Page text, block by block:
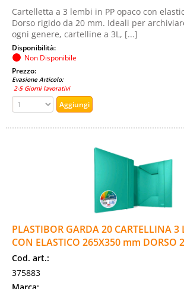
Cartelletta a 3 lembi in PP opaco con
Dorso rigido da 20 mm. Ideali per
ogni genere, cartelline a 3L, [...]
Disponibilità:
Non Disponibile
Prezzo:
Evasione Articolo:
2-5 Giorni lavorativi
PLASTIBOR GARDA 20 CARTELLINA 3
CON ELASTICO 265X350 mm DORSO
Cod. art.:
375883